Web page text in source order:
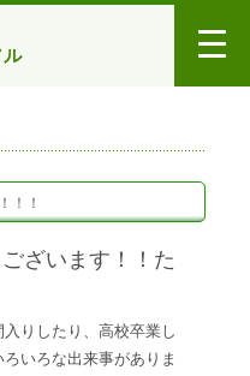
！！
ざいます！！た
りしたり、高校卒業し
いろな出来事がありま